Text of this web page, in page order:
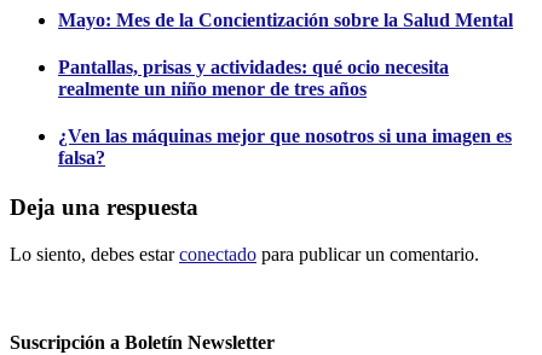
Mayo: Mes de la Concientización sobre la Salud Mental
Pantallas, prisas y actividades: qué ocio necesita
realmente un niño menor de tres años
¿Ven las máquinas mejor que nosotros si una imagen es
falsa?
Deja una respuesta
Lo siento, debes estarconectado para publicar un comentario.
Suscripción a Boletín Newsletter